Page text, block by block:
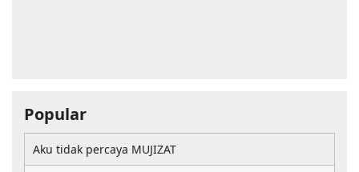
Popular
Aku tidak percaya MUJIZAT